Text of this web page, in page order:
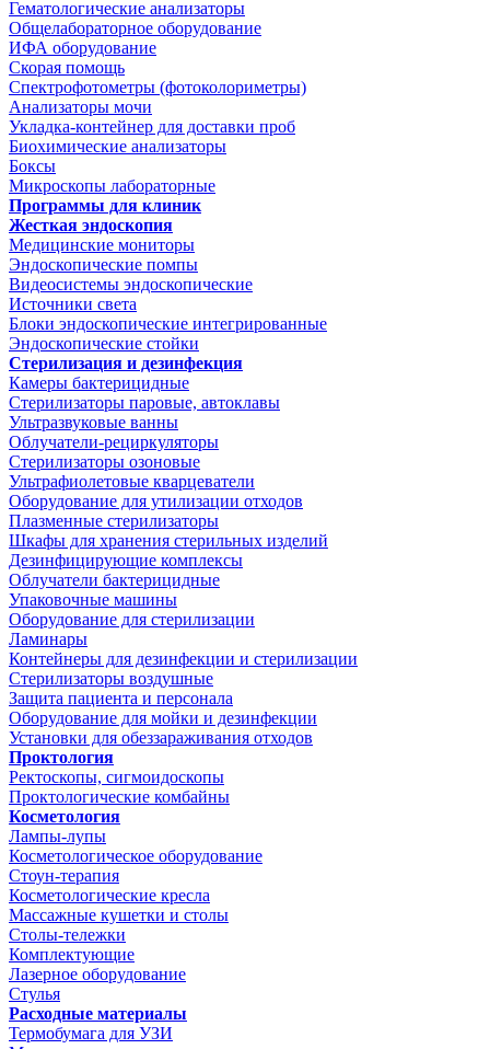
Гематологические анализаторы
Общелабораторное оборудование
ИФА оборудование
Скорая помощь
Спектрофотометры (фотоколориметры)
Анализаторы мочи
Укладка-контейнер для доставки проб
Биохимические анализаторы
Боксы
Микроскопы лабораторные
Программы для клиник
Жесткая эндоскопия
Медицинские мониторы
Эндоскопические помпы
Видеосистемы эндоскопические
Источники света
Блоки эндоскопические интегрированные
Эндоскопические стойки
Стерилизация и дезинфекция
Камеры бактерицидные
Стерилизаторы паровые, автоклавы
Ультразвуковые ванны
Облучатели-рециркуляторы
Стерилизаторы озоновые
Ультрафиолетовые кварцеватели
Оборудование для утилизации отходов
Плазменные стерилизаторы
Шкафы для хранения стерильных изделий
Дезинфицирующие комплексы
Облучатели бактерицидные
Упаковочные машины
Оборудование для стерилизации
Ламинары
Контейнеры для дезинфекции и стерилизации
Стерилизаторы воздушные
Защита пациента и персонала
Оборудование для мойки и дезинфекции
Установки для обеззараживания отходов
Проктология
Ректоскопы, сигмоидоскопы
Проктологические комбайны
Косметология
Лампы-лупы
Косметологическое оборудование
Стоун-терапия
Косметологические кресла
Массажные кушетки и столы
Столы-тележки
Комплектующие
Лазерное оборудование
Стулья
Расходные материалы
Термобумага для УЗИ